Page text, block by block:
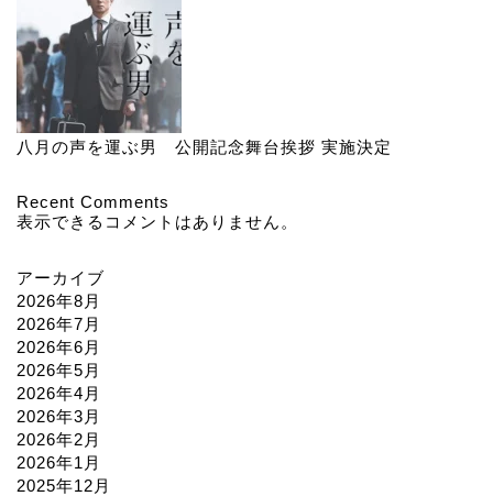
八月の声を運ぶ男 公開記念舞台挨拶 実施決定
Recent Comments
表示できるコメントはありません。
アーカイブ
2026年8月
2026年7月
2026年6月
2026年5月
2026年4月
2026年3月
2026年2月
2026年1月
2025年12月